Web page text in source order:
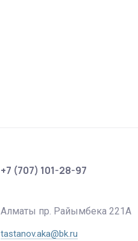
+7 (707) 101-28-97
Алматы пр. Райымбека 221А
tastanov.aka@bk.ru